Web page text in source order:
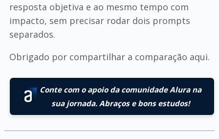
resposta objetiva e ao mesmo tempo com
impacto, sem precisar rodar dois prompts
separados.
Obrigado por compartilhar a comparação aqui.
Conte com o apoio da comunidade Alura na
sua jornada. Abraços e bons estudos!